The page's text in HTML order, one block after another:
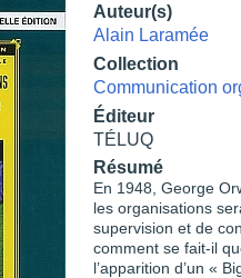
Auteur(s)
Alain Laramée
Collection
Communication
Éditeur
TÉLUQ
Résumé
En 1948, George
les organisations
supervision et de
comment se fait-il
l’apparition d’un «